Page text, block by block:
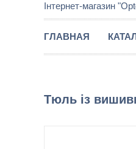
Інтернет-магазин
ГЛАВНАЯ
Тюль із